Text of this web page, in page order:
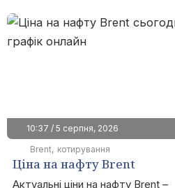
10:37 / 5 серпня, 2026
Brent котирування
Ціна на нафту Brent
сьогодні | графік онлайн
Актуальні ціни на нафту Brent –